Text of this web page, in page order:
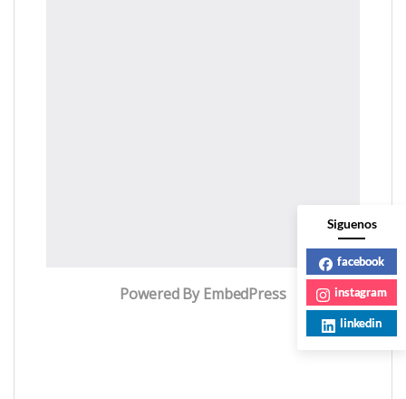
Powered By EmbedPress
Siguenos
facebook
instagram
linkedin